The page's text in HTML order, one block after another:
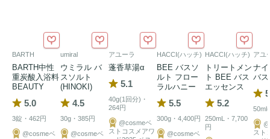
BARTH
BARTH中性
重炭酸入浴料
BEAUTY
5.0
3錠・462円
@cosmeベ
umiral
ウミラル バ
スソルト
(HINOKI)
4.5
30g・385円
@cosmeベ
アユーラ
蓬香草湯α
5.1
40g(1回分)・
264円
@cosmeベ
ストコスメアワ
HACCI(ハッチ)
BEE バスソ
ルト フロー
ラルハニー
5.5
300g・4,400円
@cosmeベ
HACCI(ハッチ)
トリートメン
ト BEE バス
エッセンス
5.2
250mL・7,700
円
アユ
ナ
バス
スト